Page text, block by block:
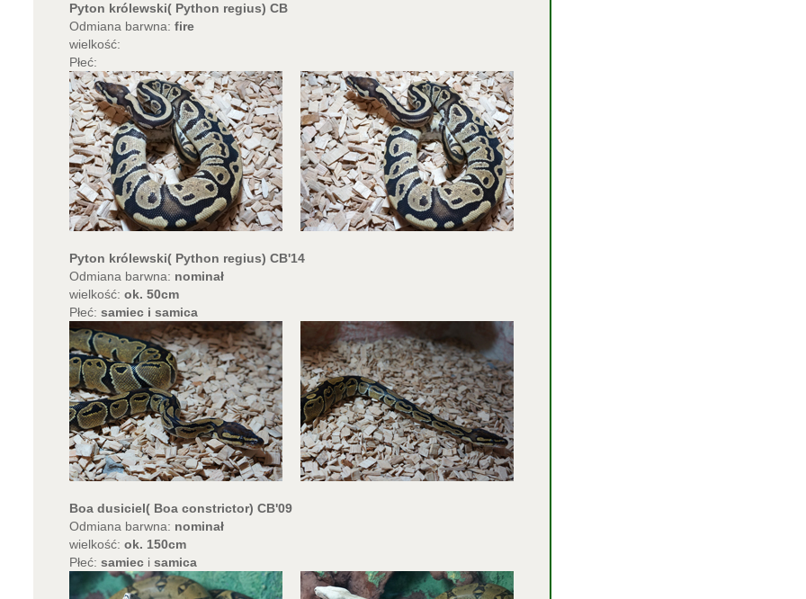
Pyton królewski( Python regius) CB
Odmiana barwna: fire
wielkość:
Płeć:
Pyton królewski( Python regius) CB'14
Odmiana barwna: nominał
wielkość: ok. 50cm
Płeć: samiec i samica
Boa dusiciel( Boa constrictor) CB'09
Odmiana barwna: nominał
wielkość: ok. 150cm
Płeć: samiec i samica